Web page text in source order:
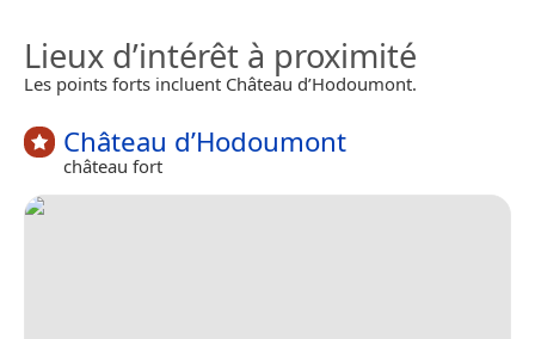
Lieux d’intérêt à proximité
Les points forts incluent Château d’Hodoumont.
Château d’Hodoumont
château fort